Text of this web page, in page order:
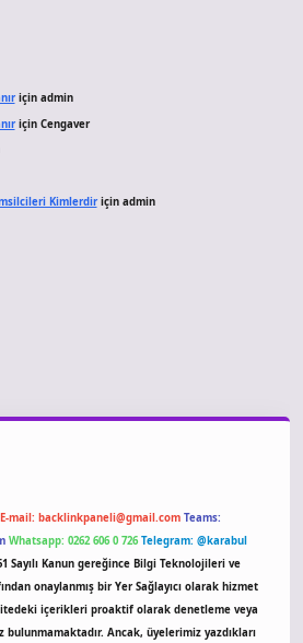
için admin
için Cengaver
Kimlerdiriçin admin
E-mail: backlinkpaneli@gmail.com Teams:
Whatsapp: 0262 606 0 726 Telegram: @karabul
Sayılı Kanun gereğince Bilgi Teknolojileri ve
onaylanmış bir Yer Sağlayıcı olarak hizmet
içerikleri proaktif olarak denetleme veya
bulunmamaktadır. Ancak, üyelerimiz yazdıkları